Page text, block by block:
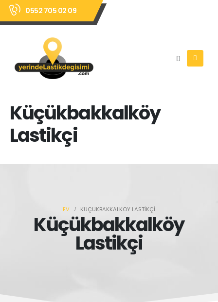
0552 705 02 09
Küçükbakkalköy
Lastikçi
EV KÜÇÜKBAKKALKÖY LASTIKÇI
Küçükbakkalköy
Lastikçi